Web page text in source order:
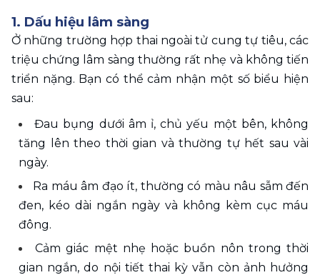
1. Dấu hiệu lâm sàng
Ở những trường hợp thai ngoài tử cung tự tiêu, các
triệu chứng lâm sàng thường rất nhẹ và không tiến
triển nặng. Bạn có thể cảm nhận một số biểu hiện
sau:
Đau bụng dưới âm ỉ, chủ yếu một bên, không
tăng lên theo thời gian và thường tự hết sau vài
ngày.
Ra máu âm đạo ít, thường có màu nâu sẫm đến
đen, kéo dài ngắn ngày và không kèm cục máu
đông.
Cảm giác mệt nhẹ hoặc buồn nôn trong thời
gian ngắn, do nội tiết thai kỳ vẫn còn ảnh hưởng